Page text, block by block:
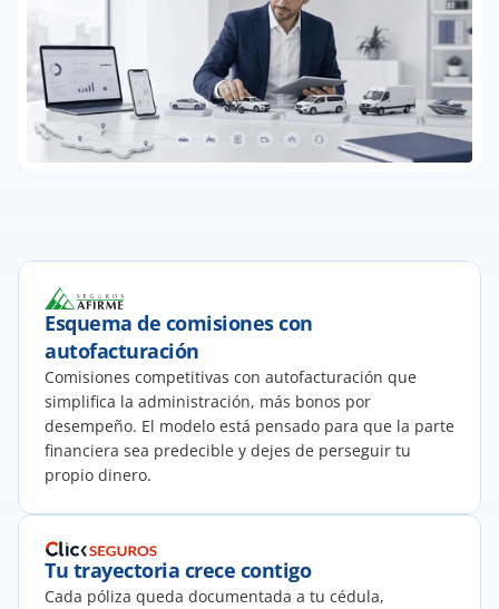
Esquema de comisiones con
autofacturación
Comisiones competitivas con autofacturación que
simplifica la administración, más bonos por
desempeño. El modelo está pensado para que la parte
financiera sea predecible y dejes de perseguir tu
propio dinero.
Tu trayectoria crece contigo
Cada póliza queda documentada a tu cédula,